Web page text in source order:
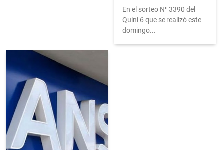
En el sorteo Nº 3390 del
Quini 6 que se realizó este
domingo...